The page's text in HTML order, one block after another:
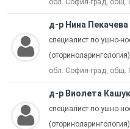
обл. София-град, общ.
д-р Нина Пекачева
специалист по ушно-
(оториноларингология)
обл. София-град, общ.
д-р Виолета
специалист по ушно-
(оториноларингология)